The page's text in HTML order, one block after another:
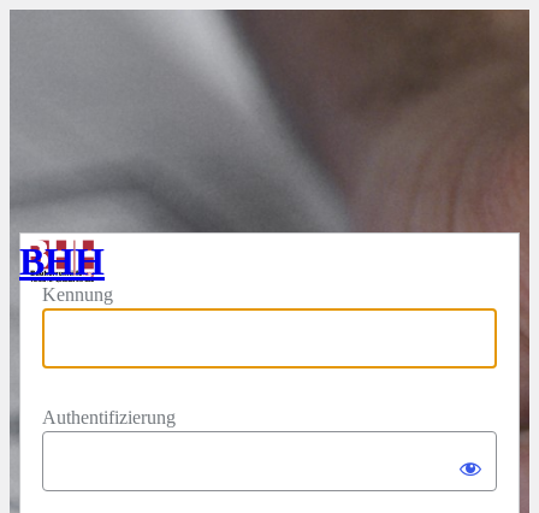
Anmelden
BHH
Kennung
Authentifizierung